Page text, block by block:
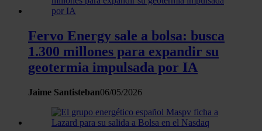
el contenido y los anuncios, ofrecer funciones de redes
sociales y analizar el tráfico. Además, compartimos
información sobre el uso que haga del sitio web con
web, quienes pueden combinarla con otra información
que les haya proporcionado o que hayan recopilado a
partir del uso que haya hecho de sus servicios.
Fervo Energy sale a bolsa: busca
1.300 millones para expandir su
geotermia impulsada por IA
Jaime Santisteban06/05/2026